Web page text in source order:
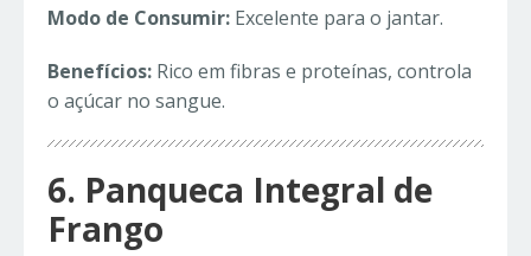
Modo de Consumir: Excelente para o jantar.
Benefícios: Rico em fibras e proteínas, controla
o açúcar no sangue.
6. Panqueca Integral de
Frango